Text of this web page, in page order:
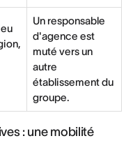
Un responsable
d'agence est
muté vers un
autre
établissement du
groupe.
: une mobilité